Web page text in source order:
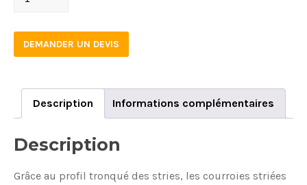
DEMANDER UN DEVIS
Description Informations complémentaires
Description
Grâce au profil tronqué des stries, les courroies striées